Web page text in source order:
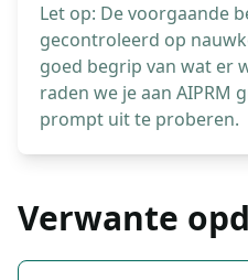
Let op: De voorgaande
gecontroleerd op
goed begrip van wat er
raden we je aan AIPRM
prompt uit te proberen.
Verwante